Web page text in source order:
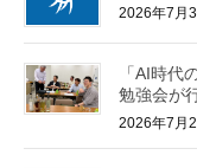
2026年7月
「AI時代
勉強会が
2026年7月